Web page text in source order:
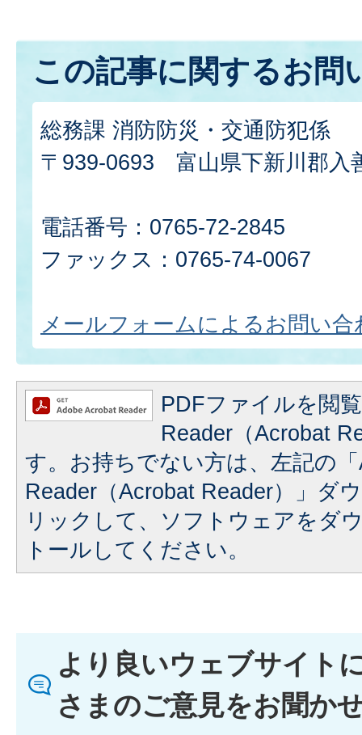
この記事に関するお問
総務課 消防防災・交通防犯係
〒939-0693 富山県下新川郡入
電話番号：0765-72-2845
ファックス：0765-74-0067
メールフォームによるお問い合
PDFファイルを閲
Reader（Acrobat
す。お持ちでない方は、左記の
Reader（Acrobat Reader）」ダ
リックして、ソフトウェアをダ
トールしてください。
より良いウェブサイト
さまのご意見をお聞か